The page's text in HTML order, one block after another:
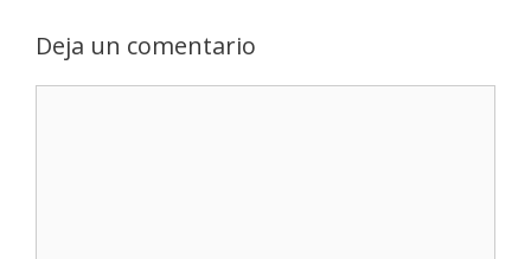
Deja un comentario